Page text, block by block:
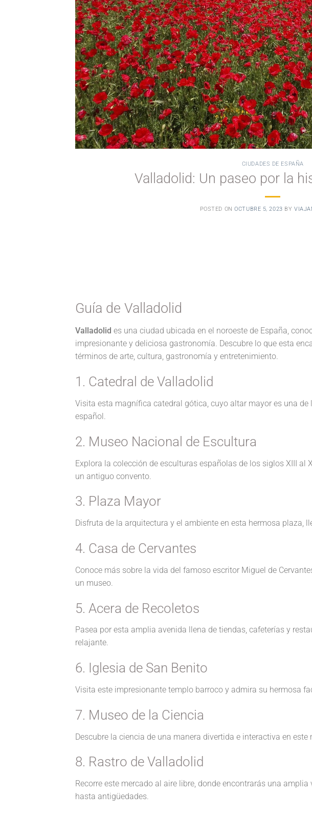
CIUDADES DE ESPAÑA
Valladolid: Un paseo por la
POSTED ONOCTUBRE 5, 2023 BY
Guía de Valladolid
Valladolid es una ciudad ubicada en el noroeste de España,
impresionante y deliciosa gastronomía. Descubre lo que esta
términos de arte, cultura, gastronomía y entretenimiento.
1. Catedral de Valladolid
Visita esta magnífica catedral gótica, cuyo altar mayor es una
español.
2. Museo Nacional de Escultura
Explora la colección de esculturas españolas de los siglos XIII al
un antiguo convento.
3. Plaza Mayor
Disfruta de la arquitectura y el ambiente en esta hermosa plaza,
4. Casa de Cervantes
Conoce más sobre la vida del famoso escritor Miguel de
un museo.
5. Acera de Recoletos
Pasea por esta amplia avenida llena de tiendas, cafeterías y
relajante.
6. Iglesia de San Benito
Visita este impresionante templo barroco y admira su hermosa
7. Museo de la Ciencia
Descubre la ciencia de una manera divertida e interactiva en
8. Rastro de Valladolid
Recorre este mercado al aire libre, donde encontrarás una
hasta antigüedades.